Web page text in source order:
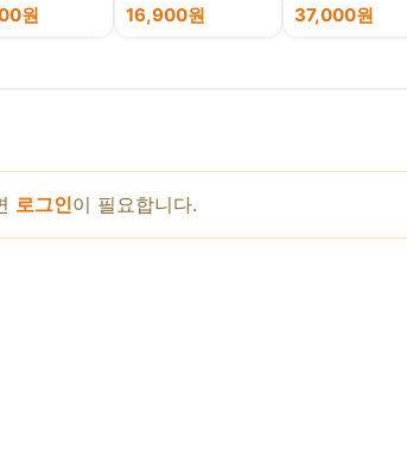
1kg
원 16,900원 37,000원
로그인이 필요합니다.